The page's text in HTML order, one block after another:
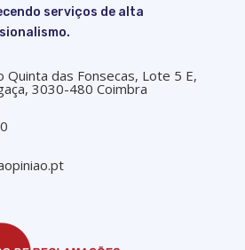
serviços de alta
Quinta das Fonsecas, Lote 5 E,
3030-480 Coimbra